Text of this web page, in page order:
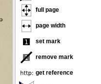
full page
page width
set mark
remove mark
get reference